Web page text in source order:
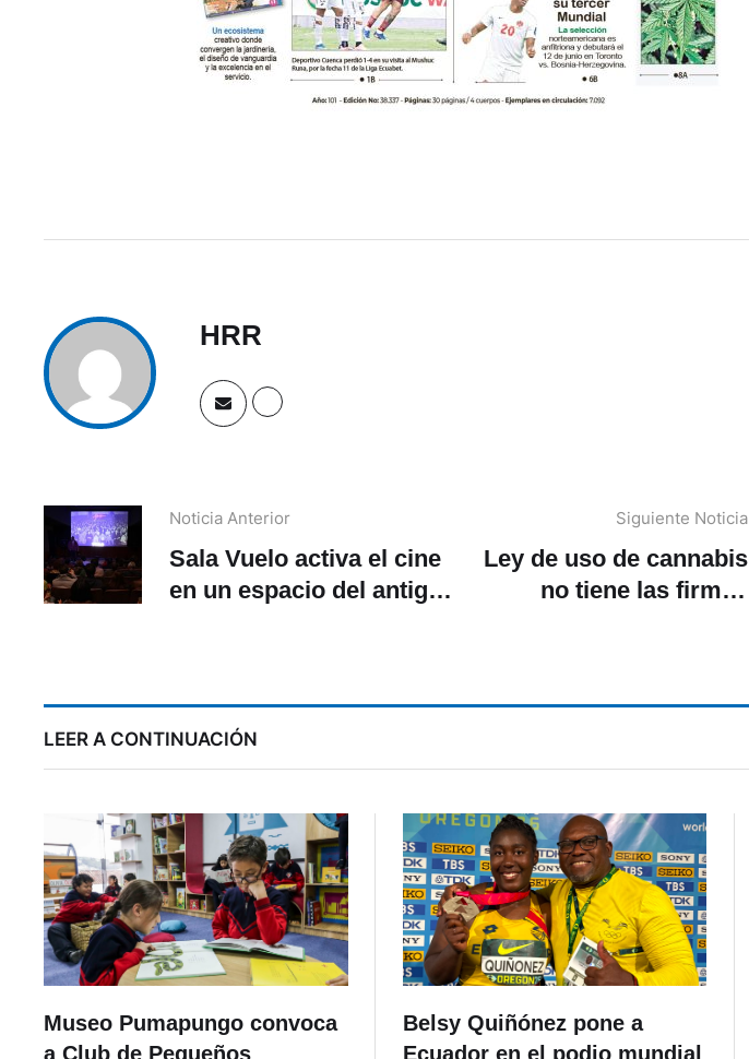
HRR
Noticia Anterior
Sala Vuelo activa el cine
en un espacio del antiguo
Siguiente Noticia
Ley de uso de cannabis
no tiene las firmas
LEER A CONTINUACIÓN
Museo Pumapungo convoca
a Club de Pequeños
Belsy Quiñónez pone a
Ecuador en el podio mundial